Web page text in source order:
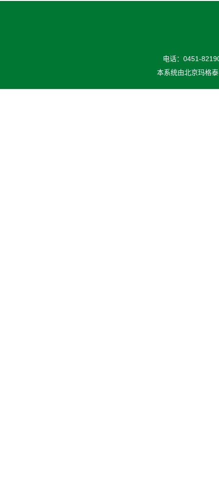
电话：0451-
本系统由北京玛格